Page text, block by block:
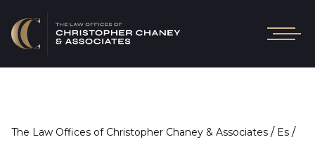
The Law Offices of Christopher Chaney & Associates / Es /